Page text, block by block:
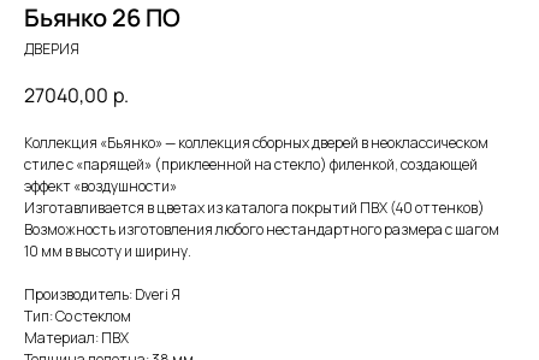
Бьянко 26 ПО
ДВЕРИЯ
27040,00 р.
Коллекция «Бьянко» — коллекция сборных дверей в неоклассическом
стиле с «парящей» (приклеенной на стекло) филенкой, создающей
эффект «воздушности»
Изготавливается в цветах из каталога покрытий ПВХ (40 оттенков)
Возможность изготовления любого нестандартного размера с шагом
10 мм в высоту и ширину.
Производитель: Dveri Я
Тип: Со стеклом
Материал: ПВХ